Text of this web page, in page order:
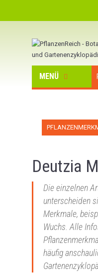
MENÜ
Deutzia
Die einzelnen
unterscheiden
Merkmale,
Wuchs. Alle
häufig